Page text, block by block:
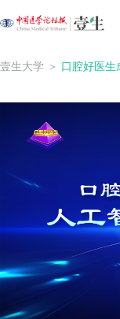
壹生大学 ＞ 口腔好医